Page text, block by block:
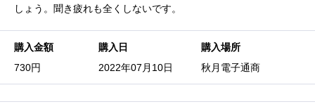
しょう。聞き疲れも全くしないです。
購入金額
730円
購入日
2022年07月10日
購入場所
秋月電子通商